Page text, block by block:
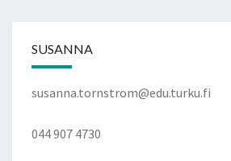
SUSANNA
susanna.tornstrom@edu.turku.fi
044 907 4730